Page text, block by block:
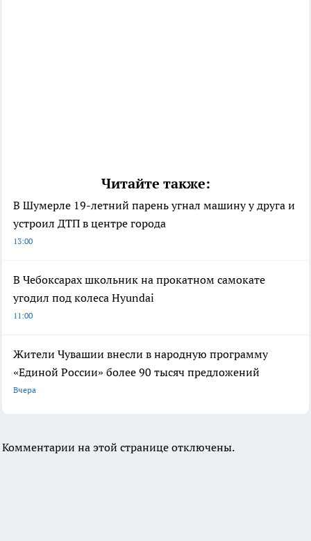
Читайте также:
В Шумерле 19-летний парень угнал машину у друга и
устроил ДТП в центре города
13:00
В Чебоксарах школьник на прокатном самокате
угодил под колеса Hyundai
11:00
Жители Чувашии внесли в народную программу
«Единой России» более 90 тысяч предложений
Вчера
Комментарии на этой странице отключены.